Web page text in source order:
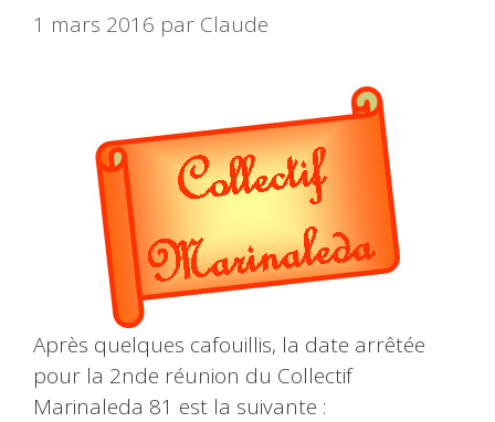
1 mars 2016 par Claude
Après quelques cafouillis, la date arrêtée
pour la 2nde réunion du Collectif
Marinaleda 81 est la suivante :